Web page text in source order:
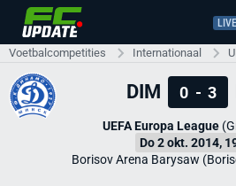
Voetbalcompetities Internationaal
DIM 0 - 3
UEFA Europa League
Do 2 okt. 2014,
Borisov Arena Barysaw